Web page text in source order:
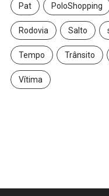
Pat PoloShopping
Rodovia Salto
Tempo Trânsito
Vítima